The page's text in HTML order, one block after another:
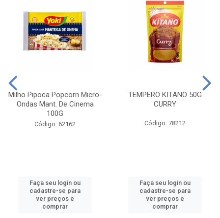
Milho Pipoca Popcorn Micro-
Ondas Mant. De Cinema
100G
Código: 62162
Faça seu login ou
cadastre-se para
ver preços e
comprar
TEMPERO KITANO 50G
CURRY
Código: 78212
Faça seu login ou
cadastre-se para
ver preços e
comprar